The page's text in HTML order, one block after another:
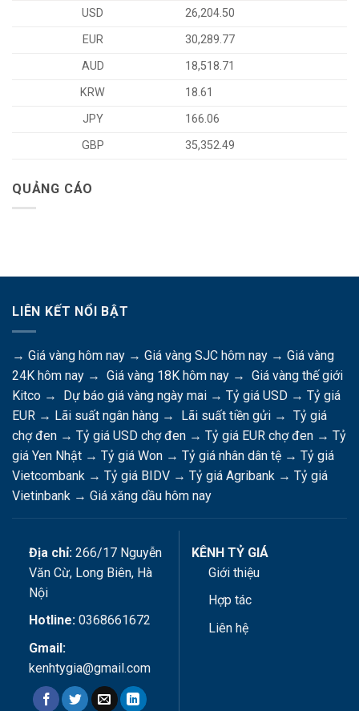
USD
26,204.50
EUR
30,289.77
AUD
18,518.71
KRW
18.61
JPY
166.06
GBP
35,352.49
QUẢNG CÁO
LIÊN KẾT NỔI BẬT
→ Giá vàng hôm nay → Giá vàng SJC hôm nay → Giá vàng
24K hôm nay → Giá vàng 18K hôm nay → Giá vàng thế giới
Kitco → Dự báo giá vàng ngày mai → Tỷ giá USD → Tỷ giá
EUR → Lãi suất ngân hàng → Lãi suất tiền gửi → Tỷ giá
chợ đen → Tỷ giá USD chợ đen → Tỷ giá EUR chợ đen → Tỷ
giá Yen Nhật → Tỷ giá Won → Tỷ giá nhân dân tệ → Tỷ giá
Vietcombank → Tỷ giá BIDV → Tỷ giá Agribank → Tỷ giá
Vietinbank → Giá xăng dầu hôm nay
Địa chỉ:266/17 Nguyễn
Văn Cừ, Long Biên, Hà
Nội
Hotline:0368661672
Gmail:
kenhtygia@gmail.com
KÊNH TỶ GIÁ
Giới thiệu
Hợp tác
Liên hệ